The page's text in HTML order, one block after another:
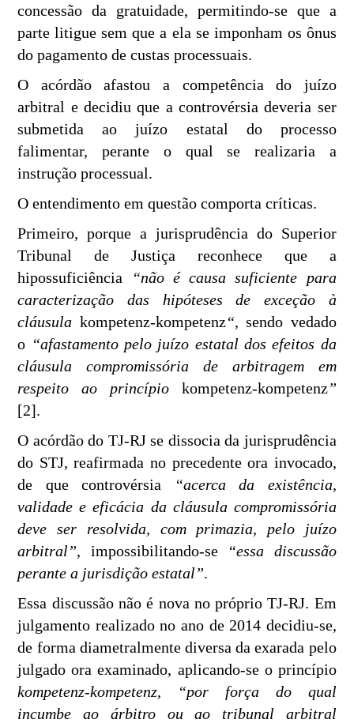
concessão da gratuidade, permitindo-se que a
parte litigue sem que a ela se imponham os ônus
do pagamento de custas processuais.
O acórdão afastou a competência do juízo
arbitral e decidiu que a controvérsia deveria ser
submetida ao juízo estatal do processo
falimentar, perante o qual se realizaria a
instrução processual.
O entendimento em questão comporta críticas.
Primeiro, porque a jurisprudência do Superior
Tribunal de Justiça reconhece que a
hipossuficiência
“não é causa suficiente para
caracterização das hipóteses de exceção à
cláusula kompetenz-kompetenz“, sendo vedado
o “afastamento pelo juízo estatal dos efeitos da
cláusula compromissória de arbitragem em
respeito ao princípiokompetenz-kompetenz”
[2].
O acórdão do TJ-RJ se dissocia da jurisprudência
do STJ, reafirmada no precedente ora invocado,
de que controvérsia
“acerca da existência,
validade e eficácia da cláusula compromissória
deve ser resolvida, com primazia, pelo juízo
arbitral”, impossibilitando-se
“essa discussão
perante a jurisdição estatal”.
Essa discussão não é nova no próprio TJ-RJ. Em
julgamento realizado no ano de 2014 decidiu-se,
de forma diametralmente diversa da exarada pelo
julgado ora examinado, aplicando-se o princípio
kompetenz-kompetenz,
“por força do qual
incumbe ao árbitro ou ao tribunal arbitral